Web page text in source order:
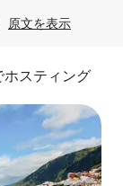
原文を表示
スティング